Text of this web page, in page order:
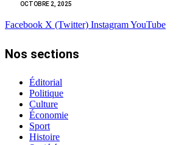
OCTOBRE 2, 2025
Facebook X (Twitter) InstagramYouTube
Nos sections
Éditorial
Politique
Culture
Économie
Sport
Histoire